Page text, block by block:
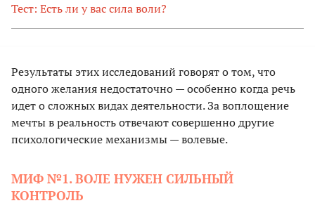
Тест: Есть ли у вас сила воли?
Результаты этих исследований говорят о том, что
одного желания недостаточно — особенно когда речь
идет о сложных видах деятельности. За воплощение
мечты в реальность отвечают совершенно другие
психологические механизмы — волевые.
МИФ №1. ВОЛЕ НУЖЕН СИЛЬНЫЙ
КОНТРОЛЬ